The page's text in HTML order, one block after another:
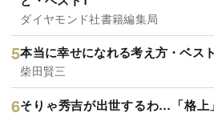
ダイヤモンド社書籍編集局
本当に幸せになれる考え方・ベス
柴田賢三
そりゃ秀吉が出世するわ…「格上